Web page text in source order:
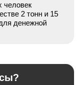
человек
2 тонн и 15
денежной